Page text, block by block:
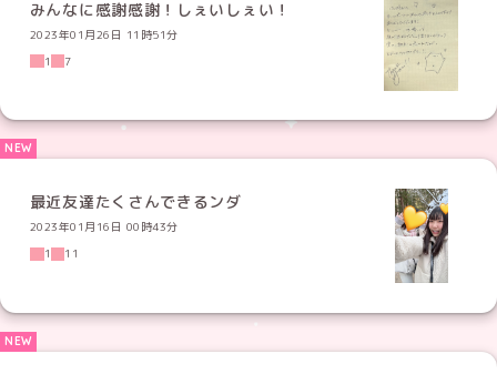
みんなに感謝感謝！しぇいしぇい！
2023年01月26日 11時51分
1
7
最近友達たくさんできるンダ
2023年01月16日 00時43分
1
11